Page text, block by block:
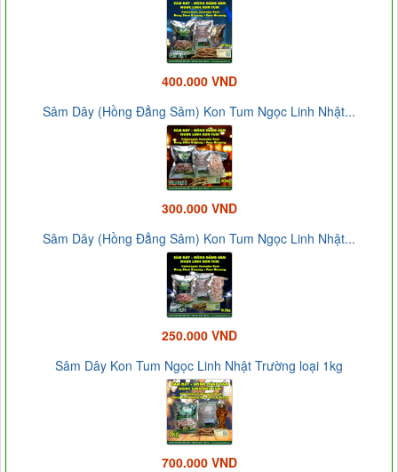
400.000 VND
Sâm Dây (Hồng Đẳng Sâm) Kon Tum Ngọc Linh Nhật...
300.000 VND
Sâm Dây (Hồng Đẳng Sâm) Kon Tum Ngọc Linh Nhật...
250.000 VND
Sâm Dây Kon Tum Ngọc Linh Nhật Trường loại 1kg
700.000 VND